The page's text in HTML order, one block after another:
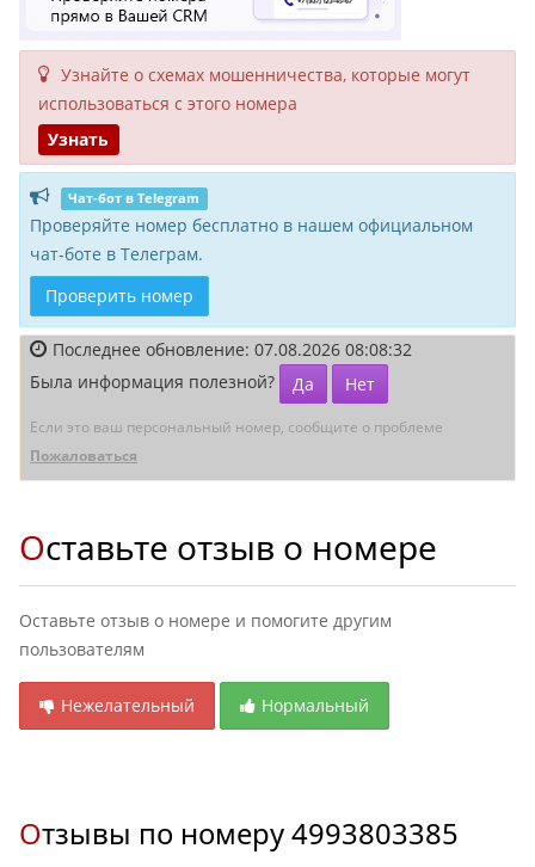
Узнайте о схемах мошенни­чества, кото­рые могут
исполь­зоваться с этого номера
Узнать
Чат-бот в Telegram
Проверяйте номер бесплатно в нашем официальном
чат-боте в Телеграм.
Проверить номер
Последнее обновление: 07.08.2026 08:08:32
Была информация полезной?
Да Нет
Если это ваш персональный номер, сообщите о проблеме
Пожаловаться
Оставьте отзыв о номере
Оставьте отзыв о номере и помогите другим
пользователям
Нежелательный Нормальный
Отзывы по номеру4993803385